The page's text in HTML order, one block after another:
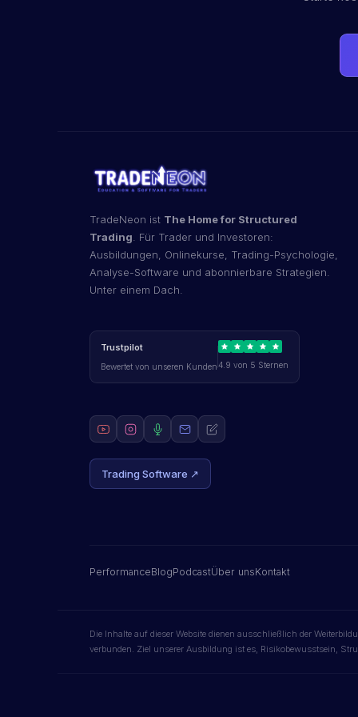
TradeNeon ist The Home for Structured
Trading . Für Trader und Investoren:
Ausbildungen, Onlinekurse, Trading-Psychologie,
Analyse-Software und abonnierbare Strategien.
Unter einem Dach.
Trustpilot
Bewertet von unseren Kunden4.9 von 5 Sternen
Trading Software ↗
PerformanceBlogPodcastÜber unsKontakt
Die Inhalte auf dieser Website dienen ausschließlich der
verbunden. Ziel unserer Ausbildung ist es, Risikobewusstsein,